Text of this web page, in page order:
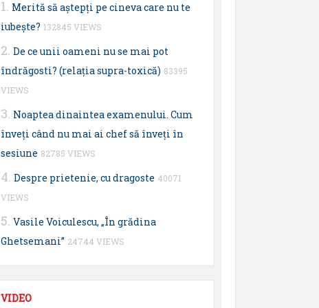
Merită să aştepţi pe cineva care nu te
iubeşte? 132845 VIEWS
De ce unii oameni nu se mai pot
îndrăgosti? (relaţia supra-toxică) 83395
VIEWS
Noaptea dinaintea examenului. Cum
înveţi când nu mai ai chef să înveţi în
sesiune 82785 VIEWS
Despre prietenie, cu dragoste 40071
VIEWS
Vasile Voiculescu, „În grădina
Ghetsemani” 24744 VIEWS
VIDEO